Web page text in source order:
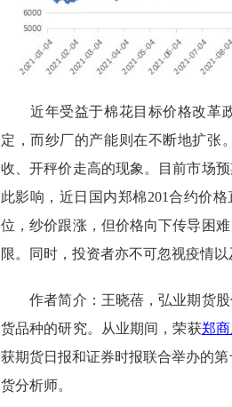
近年受益于棉花目标价格改革政
定，而纱厂的产能则在不断地扩张
收、开秤价走高的现象。目前市场
此影响，近日国内郑棉201合约价
位，纱价跟涨，但价格向下传导困
限。同时，投资者亦不可忽视疫情以
作者简介：王晓蓓，弘业期货股
货品种的研究。从业期间，荣获郑
获期货日报和证券时报联合举办的
货分析师。